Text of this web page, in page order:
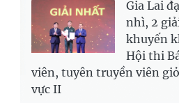
Gia Lai
nhì, 2
khuyến
Hội thi
viên, tuyên truyền viên
vực II